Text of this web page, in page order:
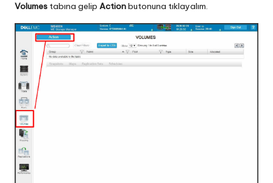
Volumes tabına gelip Actionbutonuna tıklayalım.